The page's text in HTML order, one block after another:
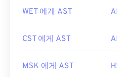
WET 에게 AST
CST 에게 AST
MSK 에게 AST